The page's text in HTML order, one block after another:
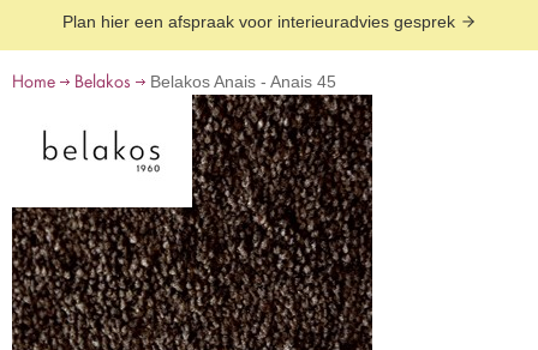
Plan hier een afspraak voor interieuradvies gesprek
Home Belakos Belakos Anais - Anais 45